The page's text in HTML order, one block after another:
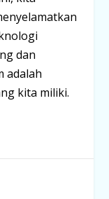
dan
adalah
kita miliki.